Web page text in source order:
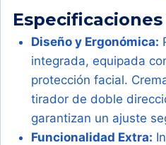
Diseño y Ergonómica:
integrada, equipada
protección facial.
tirador de doble
garantizan un ajuste
Funcionalidad Extra: